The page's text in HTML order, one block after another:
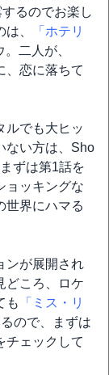
るのでお楽し
、
「ホテリ
二人が、
、恋に落ちて
ルでも大ヒッ
ない方は、Sho
ずは第1話を
ョッキングな
世界にハマる
ンが展開され
どころ、ロケ
も
「ミス・リ
ので、まずは
チェックして